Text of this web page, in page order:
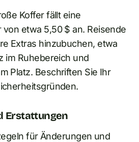
Koffer fällt eine
von etwa 5,50 $ an. Reisende
Extras hinzubuchen, etwa
im Ruhebereich und
Platz. Beschriften Sie Ihr
Erstattungen
für Änderungen und